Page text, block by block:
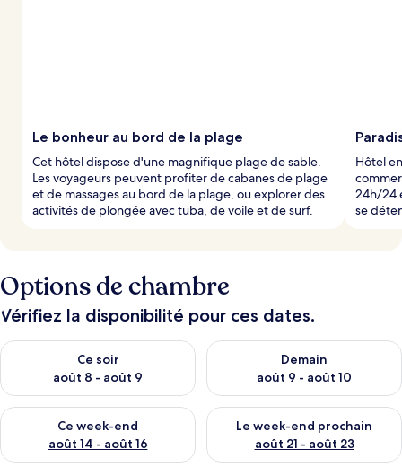
Le bonheur au bord de la plage
Cet hôtel dispose d'une magnifique plage de sable.
Les voyageurs peuvent profiter de cabanes de plage
et de massages au bord de la plage, ou explorer des
activités de plongée avec tuba, de voile et de surf.
Hôtel
24h/24
se
Options de chambre
Vérifiez la disponibilité pour ces dates.
Ce soir
août 8 - août 9
Vérifier la disponibilité pour ce soir août 8 - août 9
Demain
août 9 - août 10
Vérifier la disponibilité pour
Ce week-end
août 14 - août 16
Vérifier la disponibilité pour ce week-end août 14 - août 16
Le week-end prochain
août 21 - août 23
Vérifier la disponibilité pour